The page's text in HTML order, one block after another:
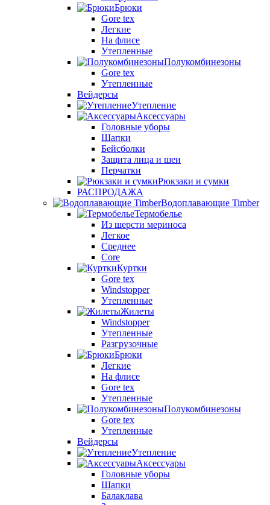
Брюки
Gore tex
Легкие
На флисе
Утепленные
Полукомбинезоны
Gore tex
Утепленные
Вейдерсы
Утепление
Аксессуары
Головные уборы
Шапки
Бейсболки
Защита лица и шеи
Перчатки
Рюкзаки и сумки
РАСПРОДАЖА
Водоплавающие Timber
Термобелье
Из шерсти мериноса
Легкое
Среднее
Core
Куртки
Gore tex
Windstopper
Утепленные
Жилеты
Windstopper
Утепленные
Разгрузочные
Брюки
Легкие
На флисе
Gore tex
Утепленные
Полукомбинезоны
Gore tex
Утепленные
Вейдерсы
Утепление
Аксессуары
Головные уборы
Шапки
Балаклава